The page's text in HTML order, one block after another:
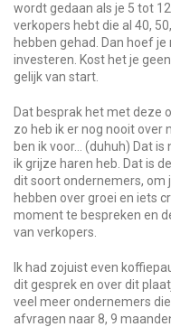
wordt gedaan als je 5 tot
verkopers hebt die al 40,
hebben gehad. Dan hoef
investeren. Kost het je
gelijk van start.
Dat besprak het met deze
zo heb ik er nog nooit over
ben ik voor… (duhuh) Dat
ik grijze haren heb. Dat is
dit soort ondernemers, om
hebben over groei en iets
moment te bespreken en
van verkopers.
Ik had zojuist even
dit gesprek en over dit
veel meer ondernemers
afvragen naar 8, 9